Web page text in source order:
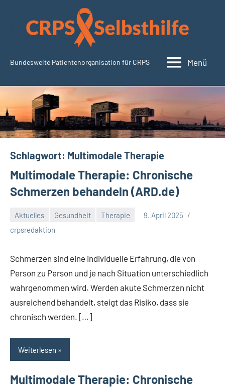
springen
CRPSSelbsthilfe.org
Bundesweite Patientenorganisation für CRPS Menü
Schlagwort: Multimodale Therapie
Multimodale Therapie: Chronische
Schmerzen behandeln (ARD.de)
Aktuelles Gesundheit Therapie
9. April 2025
crpsredaktion
Schmerzen sind eine individuelle Erfahrung, die von
Person zu Person und je nach Situation unterschiedlich
wahrgenommen wird. Werden akute Schmerzen nicht
ausreichend behandelt, steigt das Risiko, dass sie
chronisch werden. […]
Weiterlesen
Multimodale Therapie: Chronische